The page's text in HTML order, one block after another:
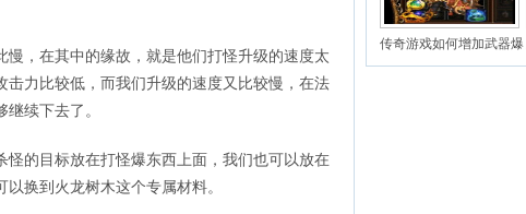
，在其中的缘故，就是他们打怪升级的速度太
力比较低，而我们升级的速度又比较慢，在法
续下去了。
的目标放在打怪爆东西上面，我们也可以放在
换到火龙树木这个专属材料。
传奇游戏如何增加武器爆
率